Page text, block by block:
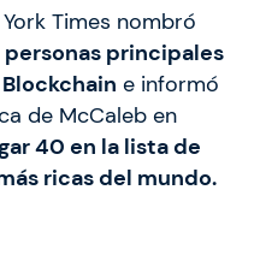
Times nombró
personas principales
e informó
de McCaleb en
40 en la lista de
ricas del mundo.